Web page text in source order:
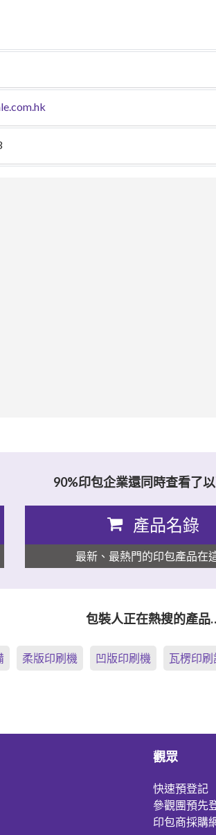
90%印包企業還同時查看了
產品名錄
最新、最熱門的印包產品在
包裝人正在熱搜的產品
柔版印刷機 凹版印刷機 瓦楞印刷
觀眾
快速預登記
參觀團預先
印包商採購